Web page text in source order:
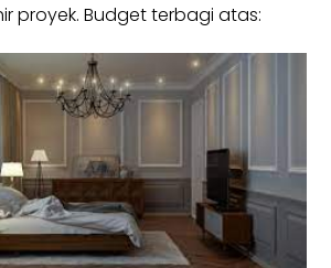
proyek. Budget terbagi atas: